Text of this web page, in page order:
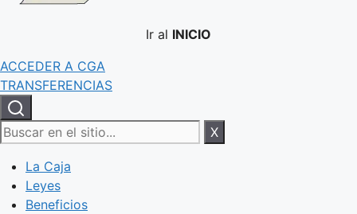
Ir al INICIO
ACCEDER A CGA
TRANSFERENCIAS
X
La Caja
Leyes
Beneficios